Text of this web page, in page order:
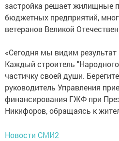
застройка решает жилищные
бюджетных предприятий,
ветеранов Великой
«Сегодня мы видим
Каждый строитель
частичку своей души.
руководитель Управления
финансирования ГЖФ при
Никифоров, обращаясь к
Новости СМИ2